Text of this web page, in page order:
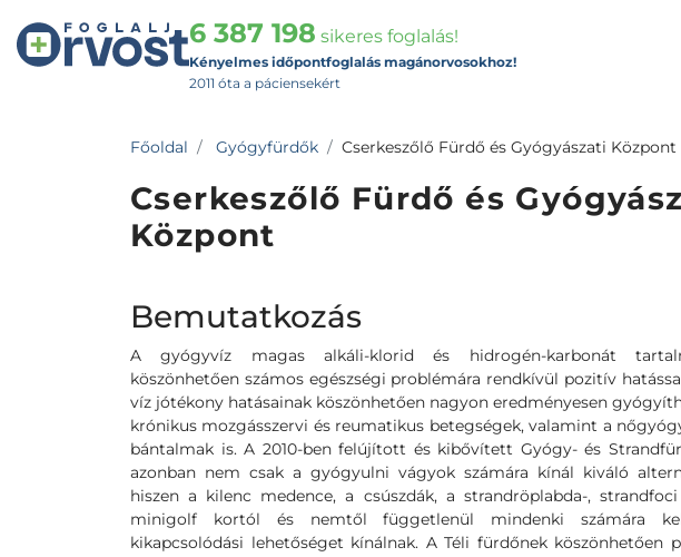
6 387 198 sikeres foglalás!
Kényelmes időpontfoglalás magánorvosokhoz!
2011 óta a páciensekért
Főoldal Gyógyfürdők Cserkeszőlő Fürdő és Gyógyászati Központ
Cserkeszőlő Fürdő és
Központ
Bemutatkozás
A gyógyvíz magas alkáli-klorid és hidrogén-karbonát
köszönhetően számos egészségi problémára rendkívül pozitív
víz jótékony hatásainak köszönhetően nagyon eredményesen
krónikus mozgásszervi és reumatikus betegségek, valamint a
bántalmak is. A 2010-ben felújított és kibővített Gyógy- és
azonban nem csak a gyógyulni vágyok számára kínál kiváló
hiszen a kilenc medence, a csúszdák, a strandröplabda-,
minigolf kortól és nemtől függetlenül mindenki számára
kikapcsolódási lehetőséget kínálnak. A Téli fürdőnek köszönhetően